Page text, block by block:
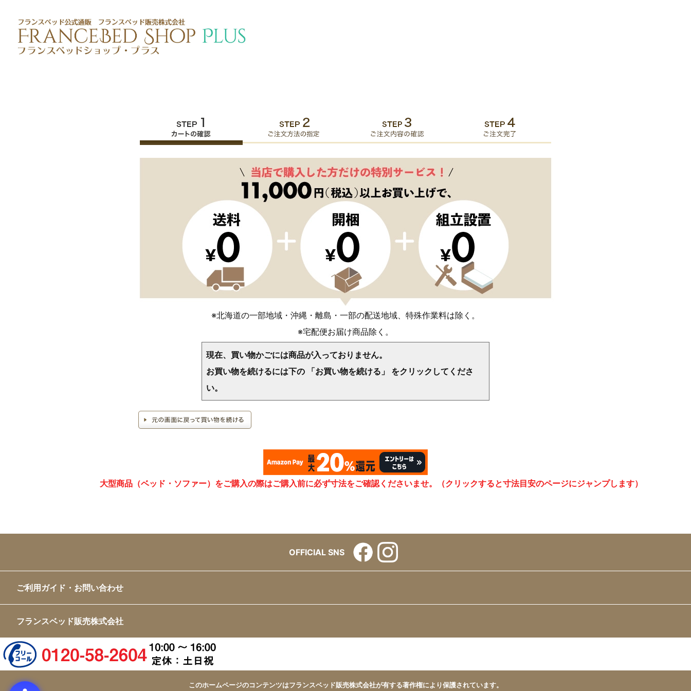
※北海道の一部地域・沖縄・離島・一部の配送地域、特殊作業料は除く。
※宅配便お届け商品除く。
現在、買い物かごには商品が入っておりません。
お買い物を続けるには下の 「お買い物を続ける」 をクリックしてくださ
い。
>
大型商品（ベッド・ソファー）をご購入の際はご購入前に必ず寸法をご確認くださいませ。（クリックすると寸法目安のページにジャンプします）
OFFICIAL SNS
ご利用ガイド・お問い合わせ
フランスベッド販売株式会社
このホームページのコンテンツはフランスベッド販売株式会社が有する著作権により保護されています。